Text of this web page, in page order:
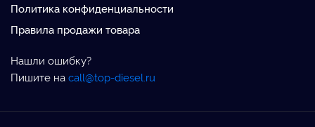
Политика конфиденциальности
Правила продажи товара
Нашли ошибку?
Пишите наcall@top-diesel.ru